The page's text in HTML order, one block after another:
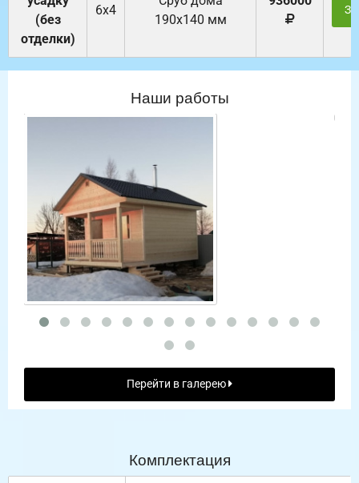
(без
отделки)
6х4
190х140 мм
Наши работы
Перейти в галерею
Комплектация